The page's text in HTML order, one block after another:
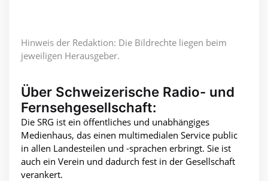
Hinweis der Redaktion: Die Bildrechte liegen beim
jeweiligen Herausgeber.
Über Schweizerische Radio- und
Fernsehgesellschaft:
Die SRG ist ein öffentliches und unabhängiges
Medienhaus, das einen multimedialen Service public
in allen Landesteilen und -sprachen erbringt. Sie ist
auch ein Verein und dadurch fest in der Gesellschaft
verankert.